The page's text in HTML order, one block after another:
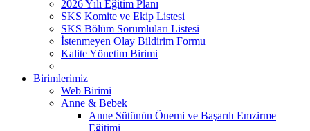
2026 Yılı Eğitim Planı
SKS Komite ve Ekip Listesi
SKS Bölüm Sorumluları Listesi
İstenmeyen Olay Bildirim Formu
Kalite Yönetim Birimi
Birimlerimiz
Web Birimi
Anne & Bebek
Anne Sütünün Önemi ve Başarılı Emzirme
Eğitimi